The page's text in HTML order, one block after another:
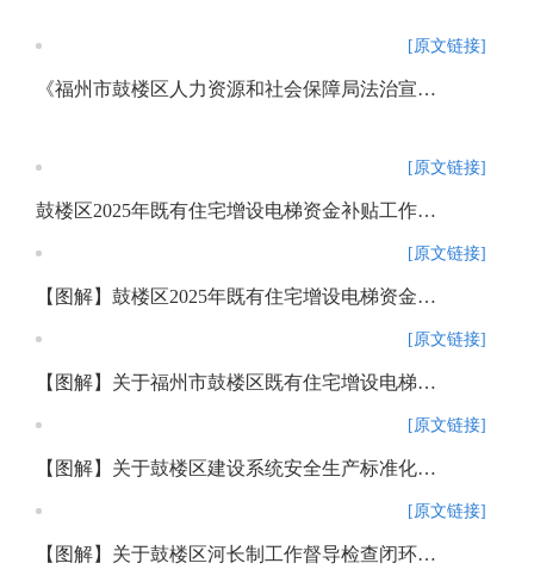
[原文链接]
《福州市鼓楼区人力资源和社会保障局法治宣传教育五年规划（2021-2025年）》解读
[原文链接]
鼓楼区2025年既有住宅增设电梯资金补贴工作方案
[原文链接]
【图解】鼓楼区2025年既有住宅增设电梯资金补贴申请政策解读
[原文链接]
【图解】关于福州市鼓楼区既有住宅增设电梯工程项目施工现场安全管理机制的政策解读
[原文链接]
【图解】关于鼓楼区建设系统安全生产标准化提升专项行动方案的政策解读
[原文链接]
【图解】关于鼓楼区河长制工作督导检查闭环管理制度的政策解读